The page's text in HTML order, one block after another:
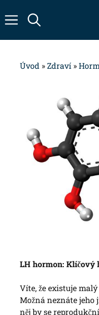
na
Úvod »Zdraví »
LH hormon: Klíčový
Víte, že existuje
Možná neznáte jeho
něj by se